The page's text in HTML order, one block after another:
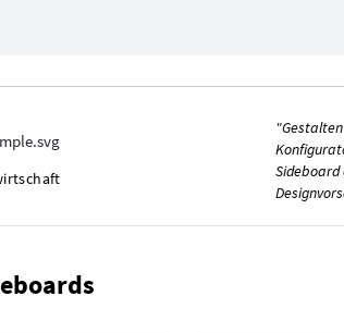
Sideboard